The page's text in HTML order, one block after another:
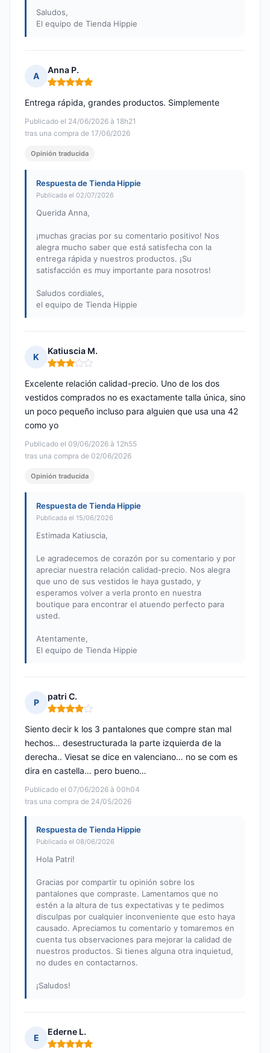
Saludos,
El equipo de Tienda Hippie
A
Anna P.
Nota: 5 de 5
Publicado el 24/06/2026 à 18h21
tras una compra de 17/06/2026
Entrega rápida, grandes productos. Simplemente
Opinión traducida
Respuesta de Tienda Hippie
Publicada el 02/07/2026
Querida Anna,
¡muchas gracias por su comentario positivo! Nos
alegra mucho saber que está satisfecha con la
entrega rápida y nuestros productos. ¡Su
satisfacción es muy importante para nosotros!
Saludos cordiales,
el equipo de Tienda Hippie
K
Katiuscia M.
Nota: 3 de 5
Publicado el 09/06/2026 à 12h55
tras una compra de 02/06/2026
Excelente relación calidad-precio. Uno de los dos
vestidos comprados no es exactamente talla única, sino
un poco pequeño incluso para alguien que usa una 42
como yo
Opinión traducida
Respuesta de Tienda Hippie
Publicada el 15/06/2026
Estimada Katiuscia,
Le agradecemos de corazón por su comentario y por
apreciar nuestra relación calidad-precio. Nos alegra
que uno de sus vestidos le haya gustado, y
esperamos volver a verla pronto en nuestra
boutique para encontrar el atuendo perfecto para
usted.
Atentamente,
El equipo de Tienda Hippie
P
patri C.
Nota: 4 de 5
Publicado el 07/06/2026 à 00h04
tras una compra de 24/05/2026
Siento decir k los 3 pantalones que compre stan mal
hechos… desestructurada la parte izquierda de la
derecha.. Viesat se dice en valenciano… no se com es
dira en castella… pero bueno…
Respuesta de Tienda Hippie
Publicada el 08/06/2026
Hola Patri!
Gracias por compartir tu opinión sobre los
pantalones que compraste. Lamentamos que no
estén a la altura de tus expectativas y te pedimos
disculpas por cualquier inconveniente que esto haya
causado. Apreciamos tu comentario y tomaremos en
cuenta tus observaciones para mejorar la calidad de
nuestros productos. Si tienes alguna otra inquietud,
no dudes en contactarnos.
¡Saludos!
E
Ederne L.
Nota: 5 de 5